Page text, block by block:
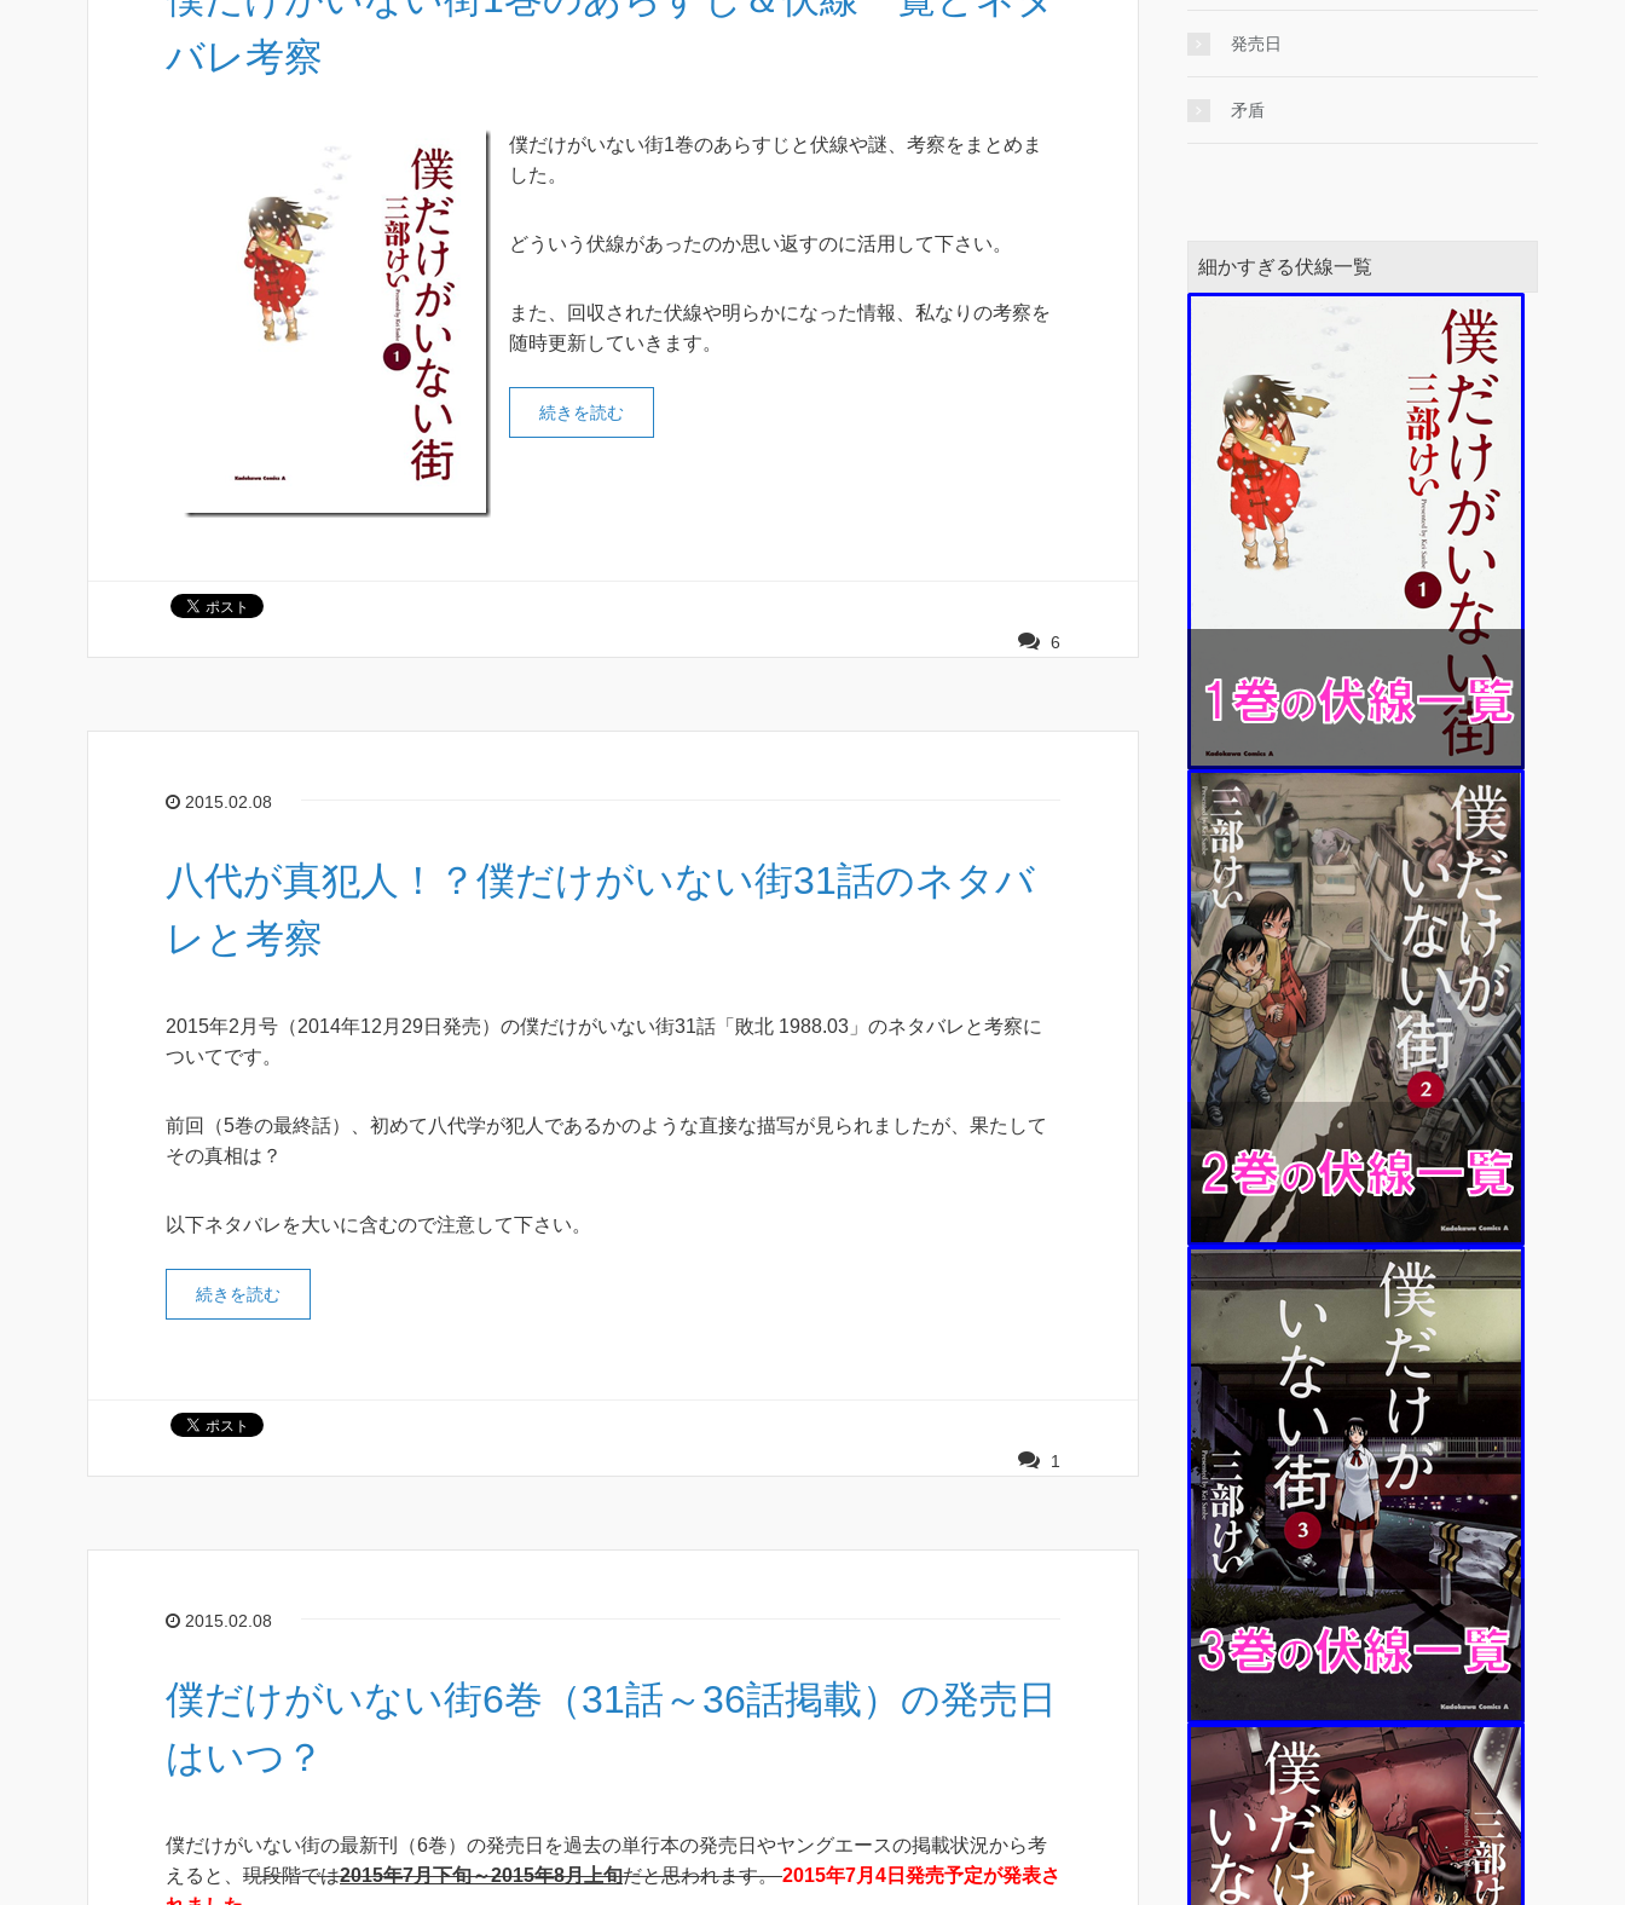
バレ考察
僕だけがいない街1巻のあらすじと伏線や謎、考察をまとめま
した。
どういう伏線があったのか思い返すのに活用して下さい。
また、回収された伏線や明らかになった情報、私なりの考察を
随時更新していきます。
続きを読む
6
2015.02.08
八代が真犯人！？僕だけがいない街31話のネタバ
レと考察
2015年2月号（2014年12月29日発売）の僕だけがいない街31話「敗北 1988.03」のネタバレと考察に
ついてです。
前回（5巻の最終話）、初めて八代学が犯人であるかのような直接な描写が見られましたが、果たして
その真相は？
以下ネタバレを大いに含むので注意して下さい。
続きを読む
1
2015.02.08
僕だけがいない街6巻（31話～36話掲載）の発売日
はいつ？
僕だけがいない街の最新刊（6巻）の発売日を過去の単行本の発売日やヤングエースの掲載状況から考
えると、 現段階では2015年7月下旬～2015年8月上旬だと思われます。2015年7月4日発売予定が発表さ
発売日
矛盾
細かすぎる伏線一覧